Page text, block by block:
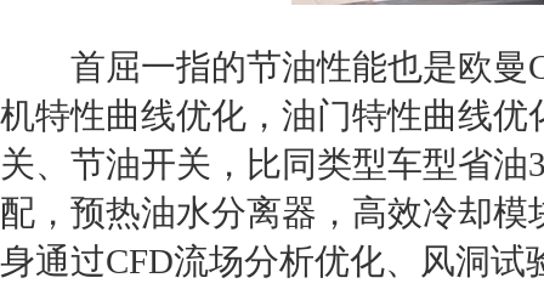
首屈一指的节油性能也是欧曼
机特性曲线优化，油门特性曲线
关、节油开关，比同类型车型省
配，预热油水分离器，高效冷却模
身通过CFD流场分析优化、风洞试